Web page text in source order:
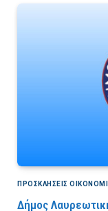
ΠΡΟΣΚΛΉΣΕΙΣ
Δήμος